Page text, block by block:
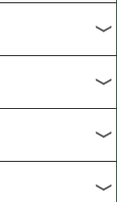
高橋美徳氏